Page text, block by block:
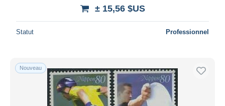
± 15,56 $US
Statut Professionnel
Nouveau